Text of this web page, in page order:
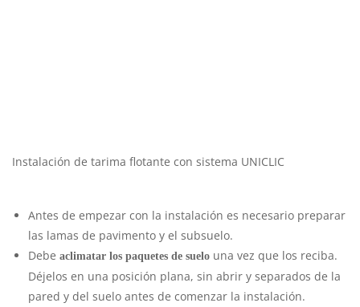
Instalación de tarima flotante con sistema UNICLIC
Antes de empezar con la instalación es necesario preparar
las lamas de pavimento y el subsuelo.
Debe aclimatar los paquetes de suelo una vez que los reciba.
Déjelos en una posición plana, sin abrir y separados de la
pared y del suelo antes de comenzar la instalación.